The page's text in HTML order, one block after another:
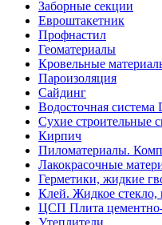
Заборные секции
Евроштакетник
Профнастил
Геоматериалы
Кровельные
Пароизоляция
Сайдинг
Водосточная система
Сухие строительные
Кирпич
Пиломатериалы.
Лакокрасочные
Герметики, жидкие
Клей. Жидкое
ЦСП Плита
Утеплители